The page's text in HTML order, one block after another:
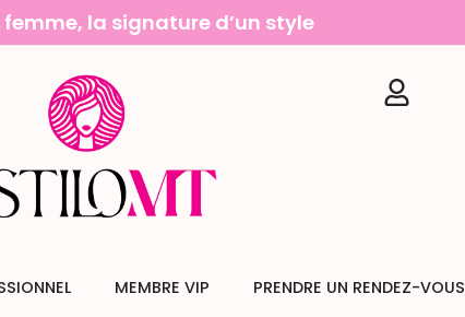
femme, la signature d’un style
MEMBRE VIP PRENDRE UN RENDEZ-VOUS